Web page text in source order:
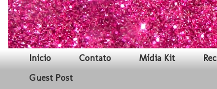
Inicio Contato Mídia Kit
Guest Post